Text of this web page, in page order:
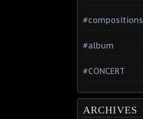
#compositions
#album
#CONCERT
ARCHIVES